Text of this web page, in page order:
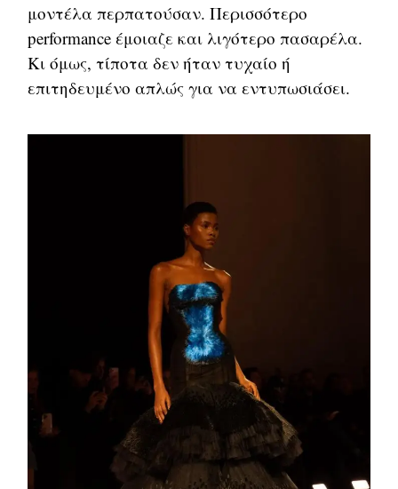
μοντέλα περπατούσαν. Περισσότερο
performance έμοιαζε και λιγότερο πασαρέλα.
Κι όμως, τίποτα δεν ήταν τυχαίο ή
επιτηδευμένο απλώς για να εντυπωσιάσει.